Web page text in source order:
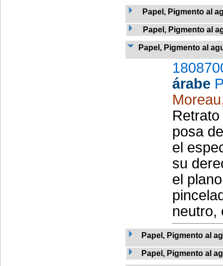
Papel, Pigmento al
Papel, Pigmento al
Papel, Pigmento al
árabe
posa
el
su
el
neutro,
Papel, Pigmento al
Papel, Pigmento al